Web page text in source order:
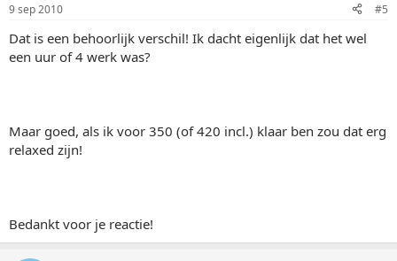
9 sep 2010 #5
Dat is een behoorlijk verschil! Ik dacht eigenlijk dat het wel
een uur of 4 werk was?
Maar goed, als ik voor 350 (of 420 incl.) klaar ben zou dat erg
relaxed zijn!
Bedankt voor je reactie!